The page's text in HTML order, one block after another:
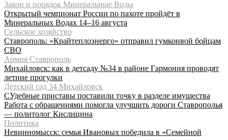
Закон и порядок Минеральные Воды
Открытый чемпионат России по пахоте пройдёт в
Минеральных Водах 14–16 августа
Сельское хозяйство
Ставрополь: «Крайтеплоэнерго» отправил гумконвой бойцам
СВО
Армия Ставрополь
Михайловск: как в детсаду №34 в районе Гармония проводят
летние прогулки
Детский сад 34 Михайловск
СУдебные приставы поставили точку в разделе имущества
Работа с обращениями помогла улучшить дороги Ставрополья
— политолог Кислицина
Политика
Невинномысск: семья Ивановых победила в «Семейной